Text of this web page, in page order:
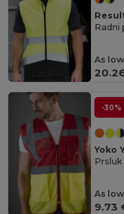
Radni
As
-30%
Yoko
As
9.73